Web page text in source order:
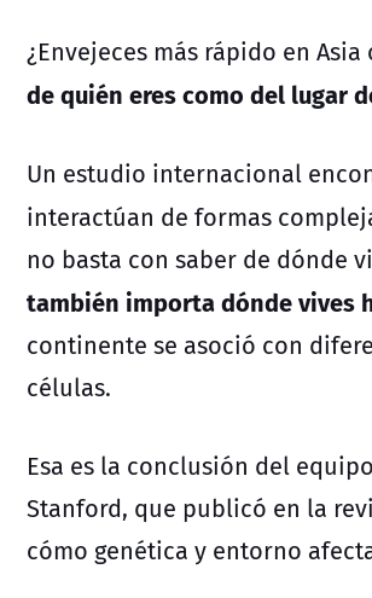
¿Envejeces más rápido en
de quién eres como del lugar
Un estudio internacional
interactúan de formas
no basta con saber de dónde
también importa dónde vives
continente se asoció con
células.
Esa es la conclusión del
Stanford, que publicó en la
cómo genética y entorno